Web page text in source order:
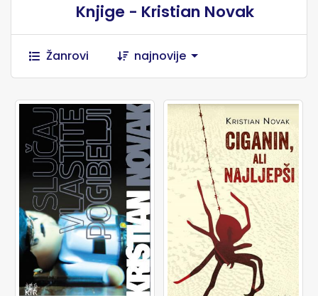
Knjige - Kristian Novak
Žanrovi najnovije